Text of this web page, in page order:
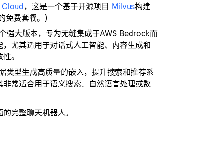
，这是一个基于开源项目 Milvus构建
免费套餐。)
强大版本，专为无缝集成于AWS Bedrock而
尤其适用于对话式人工智能、内容生成和
。
类型生成高质量的嵌入，提升搜索和推荐系
常适合用于语义搜索、自然语言处理或数
完整聊天机器人。